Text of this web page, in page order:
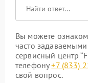
Вы можете
часто
сервисный центр
телефону+7 (833)
свой вопрос.